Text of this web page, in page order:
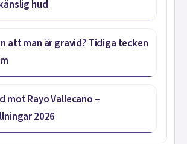
hud
att man är gravid? Tidiga tecken
mot Rayo Vallecano –
2026